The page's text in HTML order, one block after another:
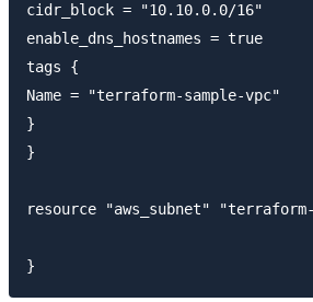
cidr_block = "10.10.0.0/16"
enable_dns_hostnames = true
tags {
Name = "terraform-sample-vpc"
}
}
resource "aws_subnet"